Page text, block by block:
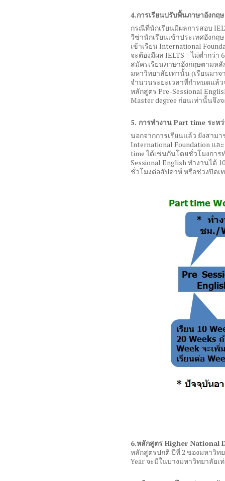
4.การเรียนปรับพื้นภาษาอังกฤ
กรณีที่นักเรียนมีผลการสอบ
วีซ่านักเรียนเข้าประเทศอังก
เข้าเรียน International
จะต้องมีผล IELTS =ไม่ต่ำกว่า
สมัครเรียนภาษาอังกฤษตามห
มหาวิทยาลัยเท่านั้น (เรียนมา
จำนวนระยะเวลาที่กำหนดแล้
หลักสูตร Pre-Sessional
Master degree ก่อนเท่านั้นจึง
5. การทำงาน Part time ระห
นอกจากการเรียนแล้ว ยังสาม
International Foundation แล
timeได้เช่นกันโดยชั่วโมงกา
Sessional English ทำงานได้
ชั่วโมงต่อสัปดาห์ หรือช่วงปิดเ
6.หลักสูตร Higher National
หลักสูตรปกติ ปีที่ 2 ของมหาวิท
Year จะมีในบางมหาวิทยาลัยเ